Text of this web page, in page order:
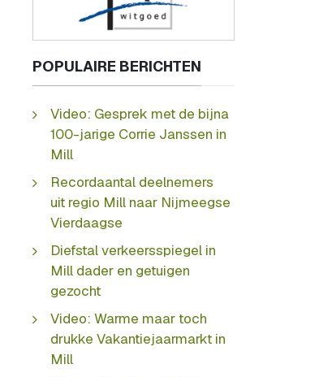
POPULAIRE BERICHTEN
Video: Gesprek met de bijna
100-jarige Corrie Janssen in
Mill
Recordaantal deelnemers
uit regio Mill naar Nijmeegse
Vierdaagse
Diefstal verkeersspiegel in
Mill dader en getuigen
gezocht
Video: Warme maar toch
drukke Vakantiejaarmarkt in
Mill